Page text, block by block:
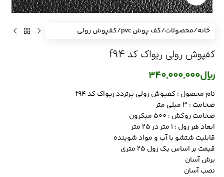
خانه/محصولات/کف پوش pvc /کفپوش رولی
کفپوش رولی ریواک کد f94
ریال340,000,000
نام محصول : کفپوش رولی پرتردد ریواک کد f94
ضخامت : 3 میلی متر
ضخامت روکش : 500 میکرون
ابعاد هر رول : 1 متر در 25 متر
قابلیت شتشو با آب و مواد شوینده
قیمت بر اساس یک رول 25 متری
برش آسان
نصب آسان